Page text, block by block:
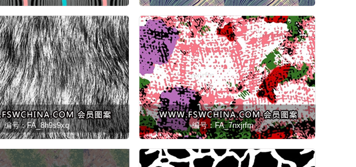
编号：FA_8h9s9xq 编号：FA_7nxjrfm